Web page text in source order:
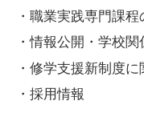
・職業実践専門課
・情報公開・学校
・修学支援新制度
・採用情報